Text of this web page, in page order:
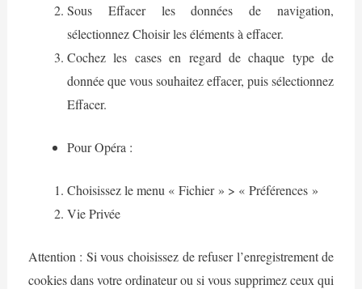
Sous Effacer les données de navigation,
sélectionnez Choisir les éléments à effacer.
Cochez les cases en regard de chaque type de
donnée que vous souhaitez effacer, puis sélectionnez
Effacer.
Pour Opéra :
Choisissez le menu « Fichier » > « Préférences »
Vie Privée
Attention : Si vous choisissez de refuser l’enregistrement de
cookies dans votre ordinateur ou si vous supprimez ceux qui